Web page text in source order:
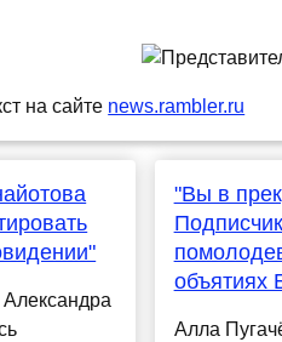
на сайте news.rambler.ru
"Вы в
объятиях
Алла